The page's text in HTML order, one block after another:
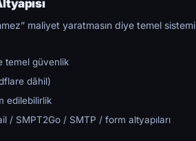
maliyet yaratmasın diye temel sistemi
temel güvenlik
dâhil)
edilebilirlik
/ SMPT2Go / SMTP / form altyapıları